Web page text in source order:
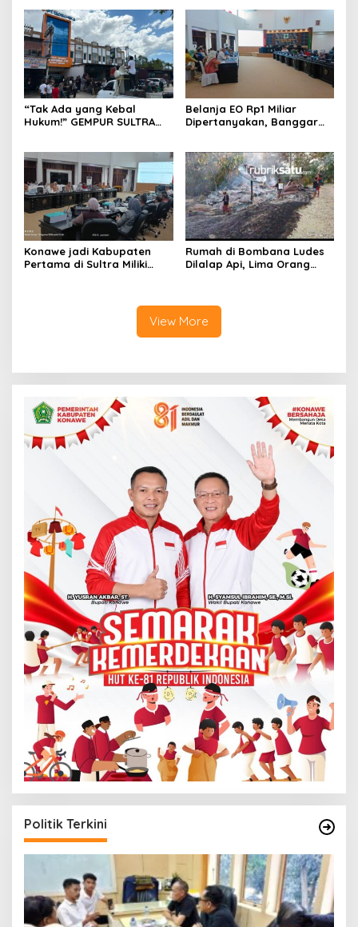
“Tak Ada yang Kebal
Hukum!” GEMPUR SULTRA
Tadisangka, Siap Kuasai
Lahan Puuwatu
Belanja EO Rp1 Miliar
Dipertanyakan, Banggar
Dirasionalisasi
Konawe jadi Kabupaten
Pertama di Sultra Miliki
Rumah di Bombana Ludes
Dilalap Api, Lima Orang
View More
Politik Terkini